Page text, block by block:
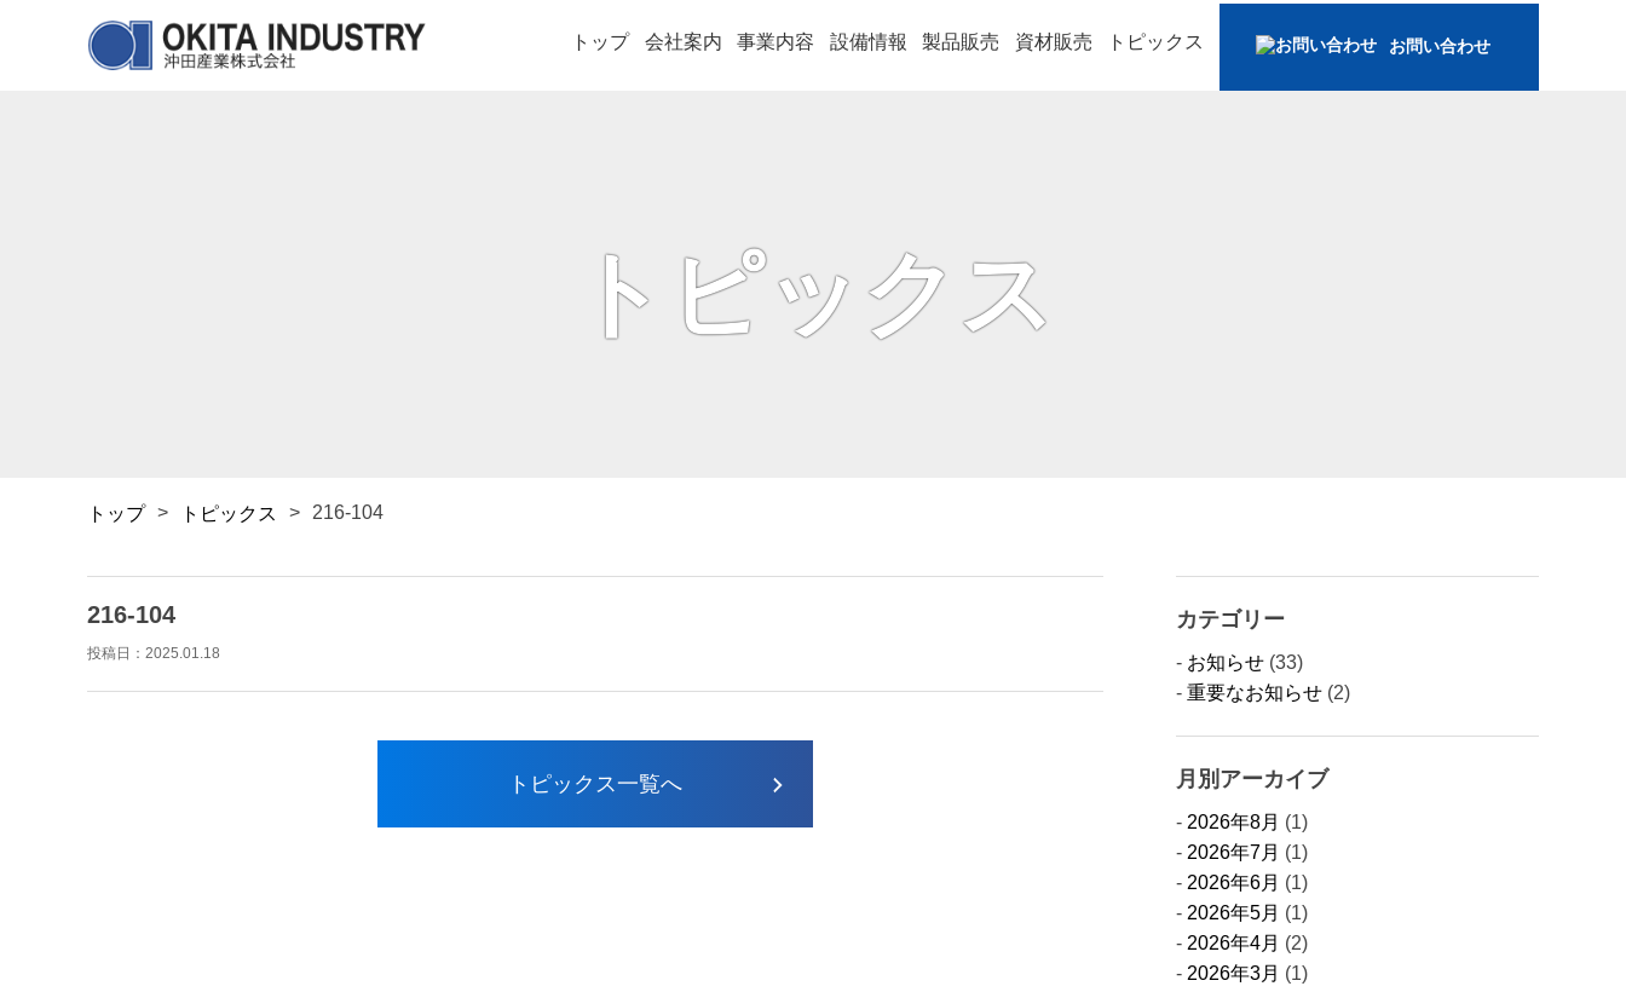
トップ 会社案内 事業内容 設備情報 製品販売 資材販売 トピックス お問い合わせ
トピックス
トップ > トピックス > 216-104
216-104
投稿日： 2025.01.18
トピックス一覧へ
カテゴリー
お知らせ (33)
重要なお知らせ (2)
月別アーカイブ
2026年8月 (1)
2026年7月 (1)
2026年6月 (1)
2026年5月 (1)
2026年4月 (2)
2026年3月 (1)